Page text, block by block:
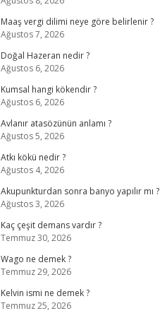
Maaş vergi dilimi neye göre belirlenir ?
Ağustos 7, 2026
Doğal Hazeran nedir ?
Ağustos 6, 2026
Kumsal hangi kökendir ?
Ağustos 6, 2026
Avlanır atasözünün anlamı ?
Ağustos 5, 2026
Atkı kökü nedir ?
Ağustos 4, 2026
Akupunkturdan sonra banyo yapılır mı ?
Ağustos 3, 2026
Kaç çeşit demans vardır ?
Temmuz 30, 2026
Wago ne demek ?
Temmuz 29, 2026
Kelvin ismi ne demek ?
Temmuz 25, 2026